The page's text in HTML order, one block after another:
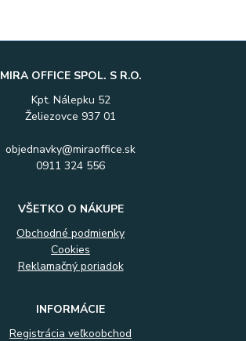
MIRA OFFICE SPOL. S R.O.
Kpt. Nálepku 52
Želiezovce 937 01
objednavky@miraoffice.sk
0911 324 556
VŠETKO O NÁKUPE
Obchodné podmienky
Cookies
Reklamačný poriadok
INFORMÁCIE
Registrácia veľkoobchod